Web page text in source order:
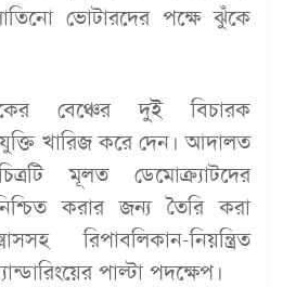
ভোটারদের পক্ষে ঝুঁকে
বেঞ্চের দুই বিচারক
খারিজ করে দেন। আদালত
মূলত ডেমোক্র্যাটদের
করার জন্য তৈরি করা
রিপাবলিকান-নিয়ন্ত্রিত
পাল্টা পদক্ষেপ।